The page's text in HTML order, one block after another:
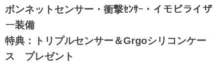
ボンネットセンサー・衝撃ｾﾝｻｰ・イモビライザ
ー装備
特典：
トリプルセンサー＆Grgoシリコンケー
ス プレゼント